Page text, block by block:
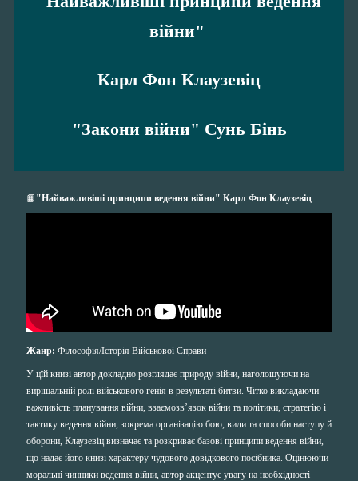
війни"
Карл Фон Клаузевіц
"Закони війни" Сунь Бінь
📙 "Найважливіші принципи ведення війни" Карл Фон Клаузевіц
Жанр: Фiлософiя/Історія Військової Справи
У цїй книзі автор докладно розглядає природу війни, наголошуючи на
вирішальній ролі військового генія в результаті битви. Чітко викладаючи
важливість планування війни, взаємозв’язок війни та політики, стратегію і
тактику ведення війни, зокрема організацію бою, види та способи наступу й
оборони, Клаузевіц визначає та розкриває базові принципи ведення війни,
що надає його книзі характеру чудового довідкового посібника. Оцінюючи
моральні чинники ведення війни, автор акцентує увагу на необхідності